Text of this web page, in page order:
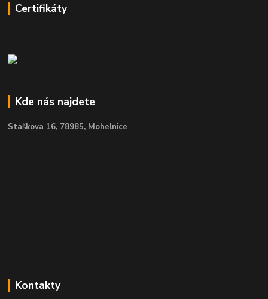
Certifikáty
Kde nás najdete
Staškova 16, 78985, Mohelnice
Kontakty